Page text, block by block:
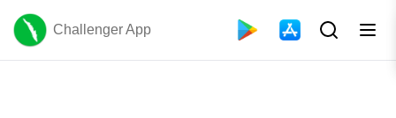
Challenger App